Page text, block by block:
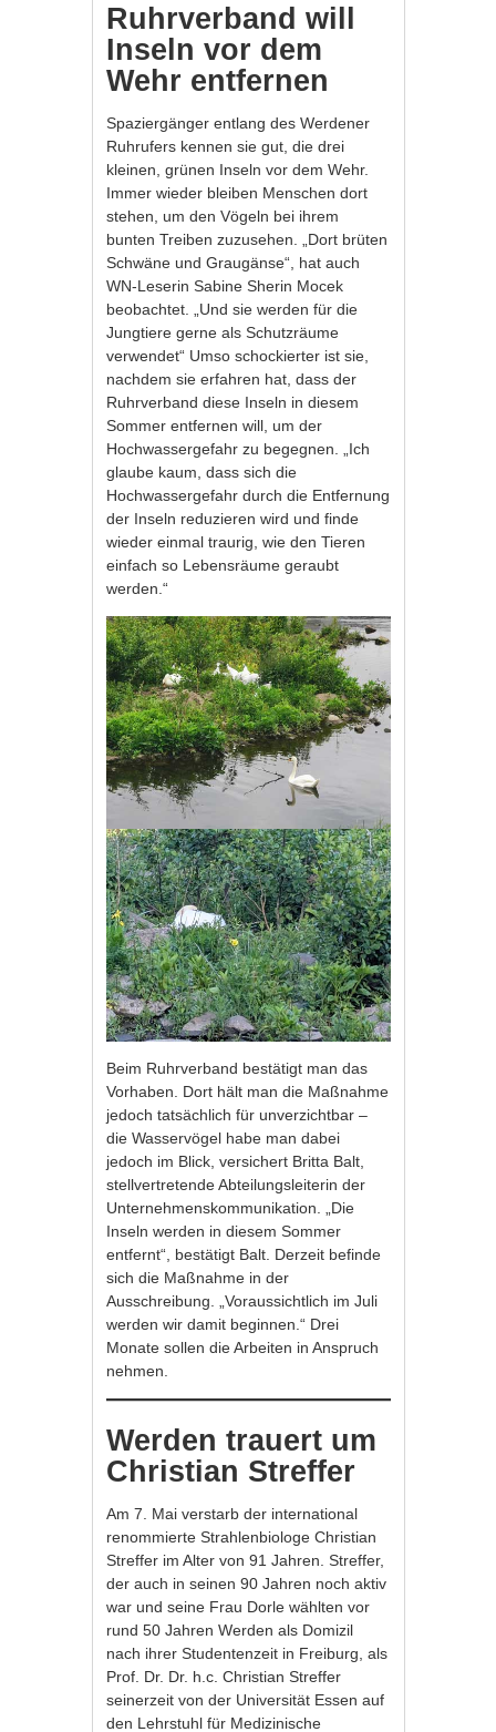
Ruhrverband will
Inseln vor dem
Wehr entfernen
Spaziergänger entlang des Werdener
Ruhrufers kennen sie gut, die drei
kleinen, grünen Inseln vor dem Wehr.
Immer wieder bleiben Menschen dort
stehen, um den Vögeln bei ihrem
bunten Treiben zuzusehen. „Dort brüten
Schwäne und Graugänse“, hat auch
WN-Leserin Sabine Sherin Mocek
beobachtet. „Und sie werden für die
Jungtiere gerne als Schutzräume
verwendet“ Umso schockierter ist sie,
nachdem sie erfahren hat, dass der
Ruhrverband diese Inseln in diesem
Sommer entfernen will, um der
Hochwassergefahr zu begegnen. „Ich
glaube kaum, dass sich die
Hochwassergefahr durch die Entfernung
der Inseln reduzieren wird und finde
wieder einmal traurig, wie den Tieren
einfach so Lebensräume geraubt
werden.“
Beim Ruhrverband bestätigt man das
Vorhaben. Dort hält man die Maßnahme
jedoch tatsächlich für unverzichtbar –
die Wasservögel habe man dabei
jedoch im Blick, versichert Britta Balt,
stellvertretende Abteilungsleiterin der
Unternehmenskommunikation. „Die
Inseln werden in diesem Sommer
entfernt“, bestätigt Balt. Derzeit befinde
sich die Maßnahme in der
Ausschreibung. „Voraussichtlich im Juli
werden wir damit beginnen.“ Drei
Monate sollen die Arbeiten in Anspruch
nehmen.
Werden trauert um
Christian Streffer
Am 7. Mai verstarb der international
renommierte Strahlenbiologe Christian
Streffer im Alter von 91 Jahren. Streffer,
der auch in seinen 90 Jahren noch aktiv
war und seine Frau Dorle wählten vor
rund 50 Jahren Werden als Domizil
nach ihrer Studentenzeit in Freiburg, als
Prof. Dr. Dr. h.c. Christian Streffer
seinerzeit von der Universität Essen auf
den Lehrstuhl für Medizinische